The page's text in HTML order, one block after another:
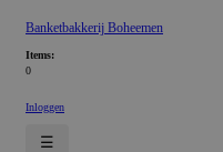
Banketbakkerij Boheemen
Items:
0
Inloggen
☰